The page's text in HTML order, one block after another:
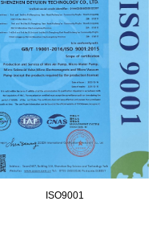
ISO9001